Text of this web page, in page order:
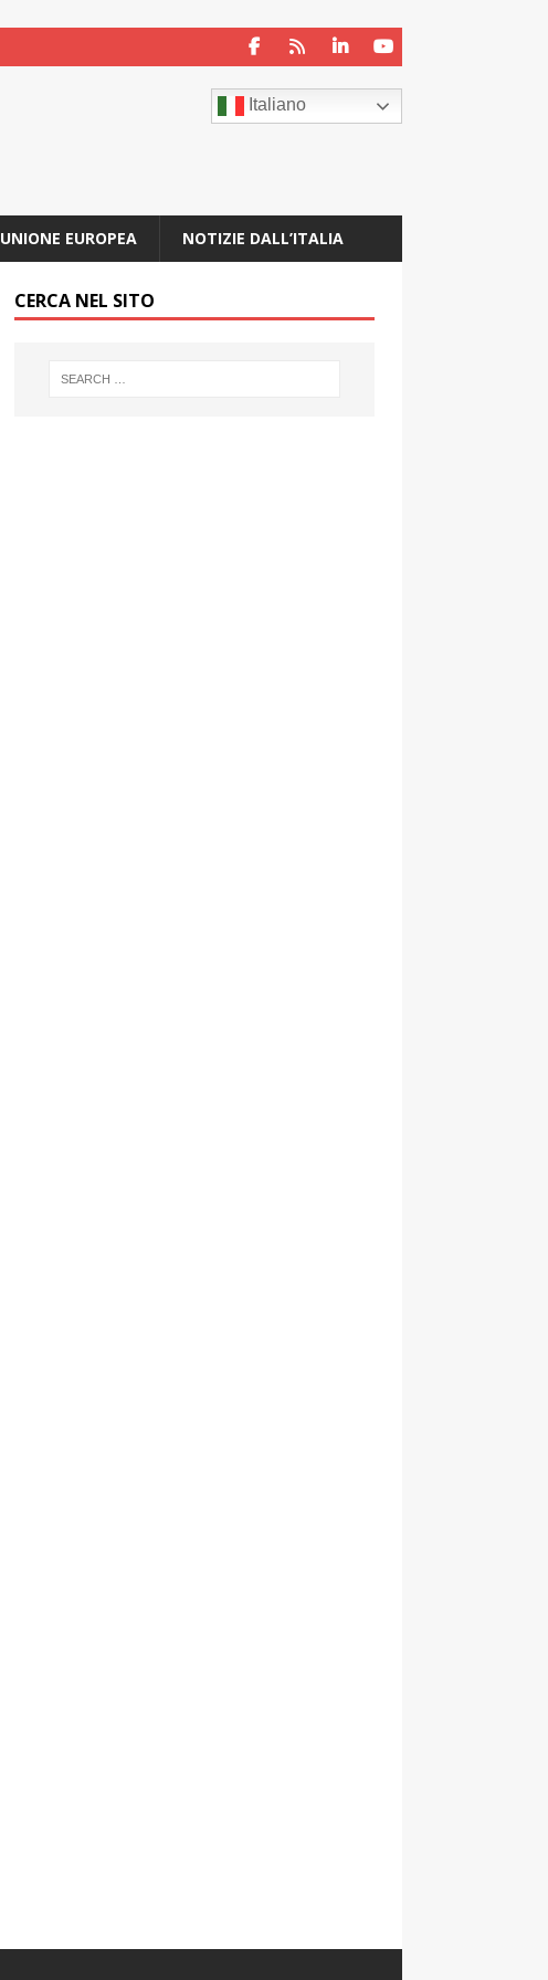
Italiano
UNIONE EUROPEA NOTIZIE DALL’ITALIA
CERCA NEL SITO